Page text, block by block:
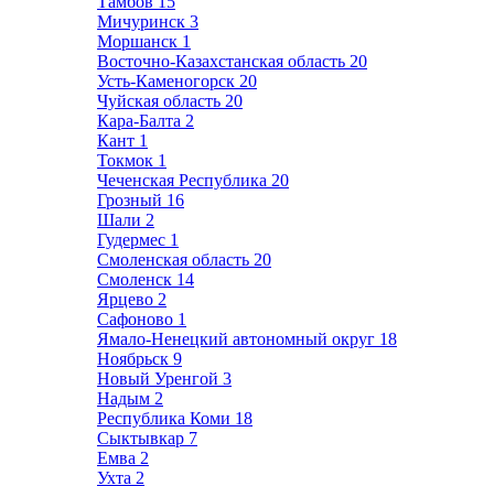
Мичуринск 3
Моршанск 1
Восточно-Казахстанская область 20
Усть-Каменогорск 20
Чуйская область 20
Кара-Балта 2
Кант 1
Токмок 1
Чеченская Республика 20
Грозный 16
Шали 2
Гудермес 1
Смоленская область 20
Смоленск 14
Ярцево 2
Сафоново 1
Ямало-Ненецкий автономный округ 18
Ноябрьск 9
Новый Уренгой 3
Надым 2
Республика Коми 18
Сыктывкар 7
Емва 2
Ухта 2